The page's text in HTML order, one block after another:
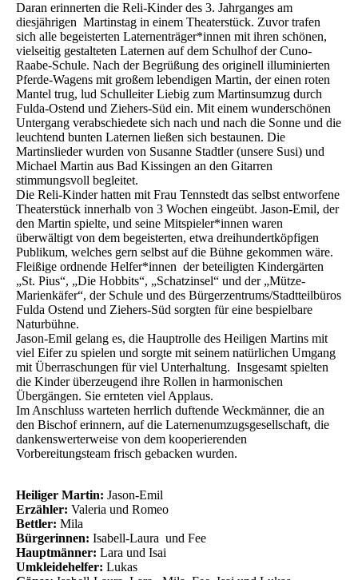
Daran erinnerten die Reli-Kinder des 3. Jahrganges am
diesjährigen Martinstag in einem Theaterstück. Zuvor trafen
sich alle begeisterten Laternenträger*innen mit ihren schönen,
vielseitig gestalteten Laternen auf dem Schulhof der Cuno-
Raabe-Schule. Nach der Begrüßung des originell illuminierten
Pferde-Wagens mit großem lebendigen Martin, der einen roten
Mantel trug, lud Schulleiter Liebig zum Martinsumzug durch
Fulda-Ostend und Ziehers-Süd ein. Mit einem wunderschönen
Untergang verabschiedete sich nach und nach die Sonne und die
leuchtend bunten Laternen ließen sich bestaunen. Die
Martinslieder wurden von Susanne Stadtler (unsere Susi) und
Michael Martin aus Bad Kissingen an den Gitarren
stimmungsvoll begleitet.
Die Reli-Kinder hatten mit Frau Tennstedt das selbst entworfene
Theaterstück innerhalb von 3 Wochen eingeübt. Jason-Emil, der
den Martin spielte, und seine Mitspieler*innen waren
überwältigt von dem begeisterten, etwa dreihundertköpfigen
Publikum, welches gern selbst auf die Bühne gekommen wäre.
Fleißige ordnende Helfer*innen der beteiligten Kindergärten
„St. Pius“, „Die Hobbits“, „Schatzinsel“ und der „Mütze-
Marienkäfer“, der Schule und des Bürgerzentrums/Stadtteilbüros
Fulda Ostend und Ziehers-Süd sorgten für eine bespielbare
Naturbühne.
Jason-Emil gelang es, die Hauptrolle des Heiligen Martins mit
viel Eifer zu spielen und sorgte mit seinem natürlichen Umgang
mit Überraschungen für viel Unterhaltung. Insgesamt spielten
die Kinder überzeugend ihre Rollen in harmonischen
Übergängen. Sie ernteten viel Applaus.
Im Anschluss warteten herrlich duftende Weckmänner, die an
den Bischof erinnern, auf die Laternenumzugsgesellschaft, die
dankenswerterweise von dem kooperierenden
Vorbereitungsteam frisch gebacken wurden.
Heiliger Martin: Jason-Emil
Erzähler: Valeria und Romeo
Bettler: Mila
Bürgerinnen: Isabell-Laura und Fee
Hauptmänner: Lara und Isai
Umkleidehelfer: Lukas